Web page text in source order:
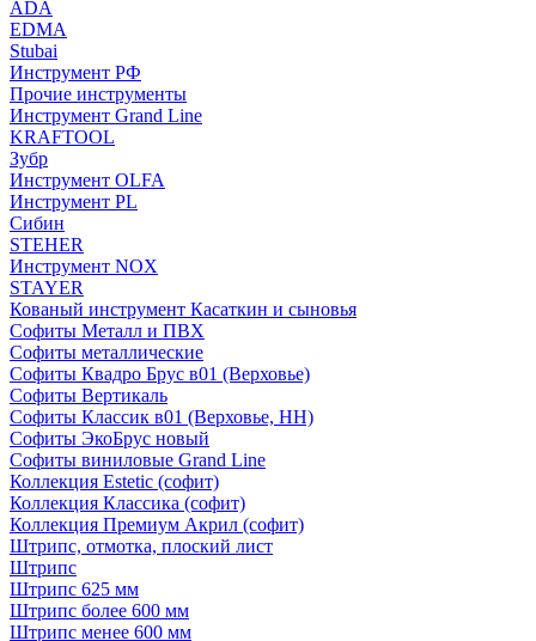
ADA
EDMA
Stubai
Инструмент РФ
Прочие инструменты
Инструмент Grand Line
KRAFTOOL
Зубр
Инструмент OLFA
Инструмент PL
Сибин
STEHER
Инструмент NOX
STAYER
Кованый инструмент Касаткин и сыновья
Софиты Металл и ПВХ
Софиты металлические
Софиты Квадро Брус в01 (Верховье)
Софиты Вертикаль
Софиты Классик в01 (Верховье, НН)
Софиты ЭкоБрус новый
Софиты виниловые Grand Line
Коллекция Estetic (софит)
Коллекция Классика (софит)
Коллекция Премиум Акрил (софит)
Штрипс, отмотка, плоский лист
Штрипс
Штрипс 625 мм
Штрипс более 600 мм
Штрипс менее 600 мм